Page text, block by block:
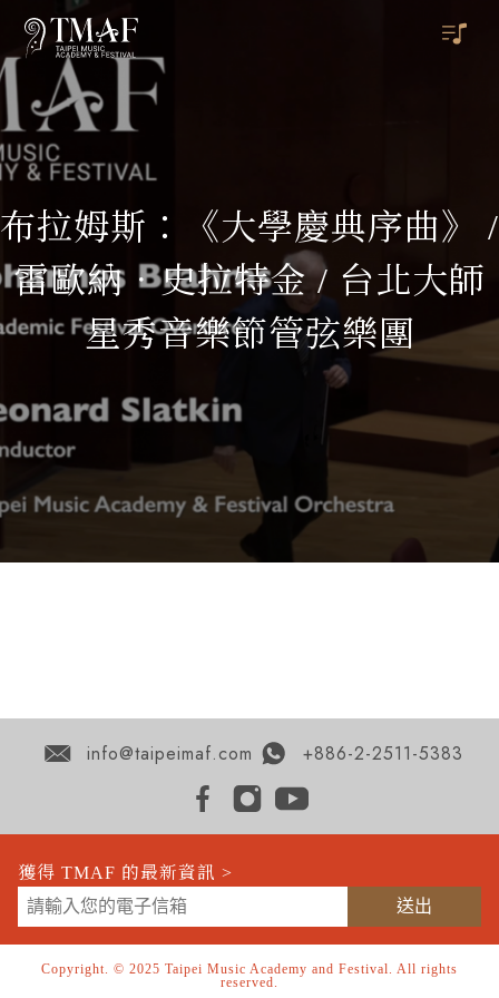
布拉姆斯：《大學慶典序曲》 /
雷歐納．史拉特金 / 台北大師
星秀音樂節管弦樂團
info@taipeimaf.com +886-2-2511-5383
獲得 TMAF 的最新資訊 >
Copyright. © 2025 Taipei Music Academy and Festival. All rights
reserved.